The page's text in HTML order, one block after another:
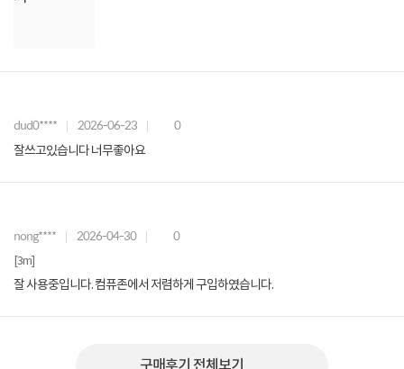
dud0**** 2026-06-23 0
잘쓰고있습니다 너무좋아요
nong**** 2026-04-30 0
[3m]
잘 사용중입니다. 컴퓨존에서 저렴하게 구입하였습니다.
구매후기 전체보기